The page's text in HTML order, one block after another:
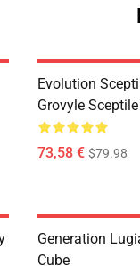
Evolution
Grovyle
73,58 € $79.98
Generation
Cube